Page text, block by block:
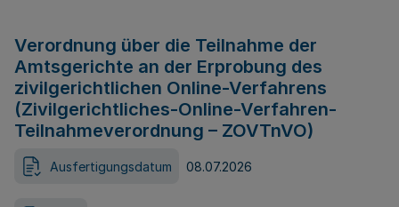
Verordnung über die Teilnahme der
Amtsgerichte an der Erprobung des
zivilgerichtlichen Online-Verfahrens
(Zivilgerichtliches-Online-Verfahren-
Teilnahmeverordnung – ZOVTnVO)
Ausfertigungsdatum 08.07.2026